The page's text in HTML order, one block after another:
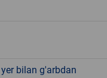
bilan g'arbdan